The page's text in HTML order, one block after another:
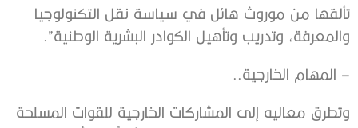
تألقها من موروث هائل في سياسة نقل التكنولوجيا
والمعرفة، وتدريب وتأهيل الكوادر البشرية الوطنية”.
– المهام الخارجية..
وتطرق معاليه إلى المشاركات الخارجية للقوات المسلحة